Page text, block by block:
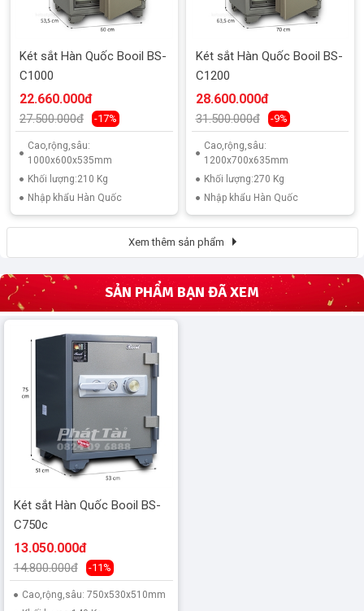
Két sắt Hàn Quốc Booil BS-
C1000
22.660.000đ
27.500.000đ -17%
Cao,rộng,sâu:
1000x600x535mm
Khối lượng:210 Kg
Nhập khẩu Hàn Quốc
Két sắt Hàn Quốc Booil BS-
C1200
28.600.000đ
31.500.000đ -9%
Cao,rộng,sâu:
1200x700x635mm
Khối lượng:270 Kg
Nhập khẩu Hàn Quốc
Xem thêm sản phẩm
SẢN PHẨM BẠN ĐÃ XEM
Két sắt Hàn Quốc Booil BS-
C750c
13.050.000đ
14.800.000đ -11%
Cao,rộng,sâu: 750x530x510mm